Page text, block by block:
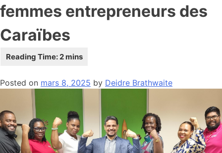
femmes entrepreneurs des
Caraïbes
Posted on mars 8, 2025 by Deidre Brathwaite